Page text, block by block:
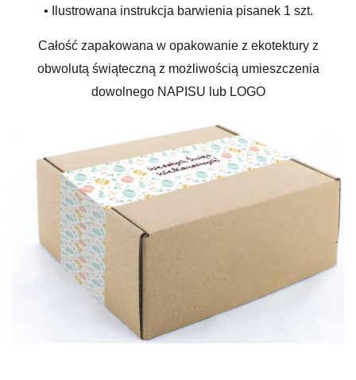
• Ilustrowana instrukcja barwienia pisanek 1 szt.
Całość zapakowana w opakowanie z ekotektury z
obwolutą świąteczną z możliwością umieszczenia
dowolnego NAPISU lub LOGO